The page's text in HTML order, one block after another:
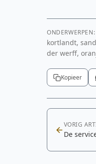
ONDERWERPEN:
kortlandt,
der werff,
Kopieer
VORIG
De